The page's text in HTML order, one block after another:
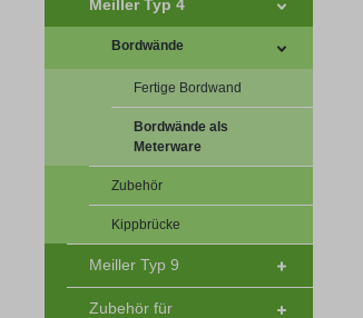
Meiller Typ 4
Bordwände
Fertige Bordwand
Bordwände als
Meterware
Zubehör
Kippbrücke
Meiller Typ 9
Zubehör für